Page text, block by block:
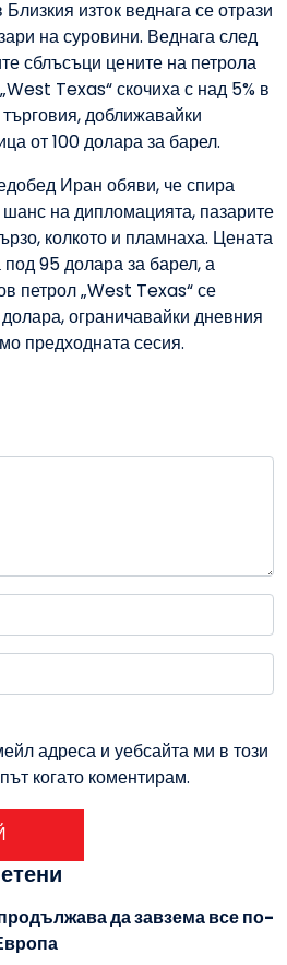
изток веднага се отрази
на суровини. Веднага след
сблъсъци цените на петрола
Texas“ скочиха с над 5% в
доближавайки
от 100 долара за барел.
Иран обяви, че спира
шанс на дипломацията, пазарите
колкото и пламнаха. Цената
под 95 долара за барел, а
петрол „West Texas“ се
ограничавайки дневния
предходната сесия.
адреса и уебсайта ми в този
когато коментирам.
да завзема все по-